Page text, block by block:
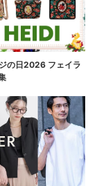
の日2026 フェイラ